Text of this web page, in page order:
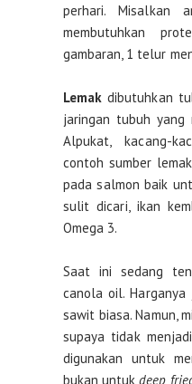
perhari. Misalkan
membutuhkan
gambaran, 1 telur
Lemak dibutuhkan
jaringan tubuh yang
Alpukat, kacang-
contoh sumber
pada salmon baik
sulit dicari, ikan
Omega 3.
Saat ini sedang
canola oil.
sawit biasa. Namun,
supaya tidak
digunakan untuk
bukan untukdeep